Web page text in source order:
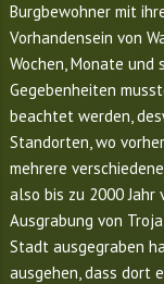
Burgbewohner mit
Vorhandensein von
Wochen, Monate und
Gegebenheiten
beachtet werden,
Standorten, wo
mehrere
also bis zu 2000 Jahr
Ausgrabung von
Stadt ausgegraben
ausgehen, dass dort